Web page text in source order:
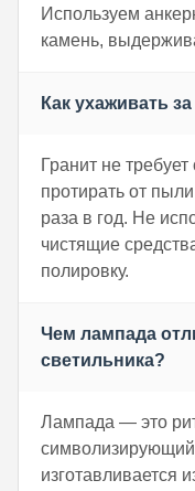
Используем
камень,
Как ухаживать
Гранит не
протирать от
раза в год. Не
чистящие
полировку.
Чем лампада
светильника?
Лампада — это
изготавливается